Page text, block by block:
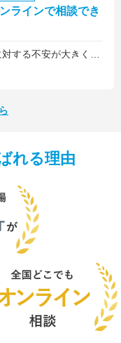
ラインで相談でき
のことで悩んでいる友人にも教えました。
れる理由